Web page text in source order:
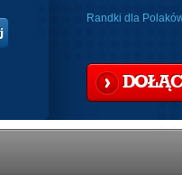
Randki dla